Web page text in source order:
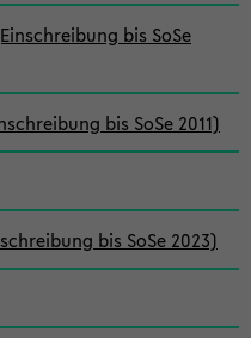
bis SoSe
bis SoSe 2011)
bis SoSe 2023)